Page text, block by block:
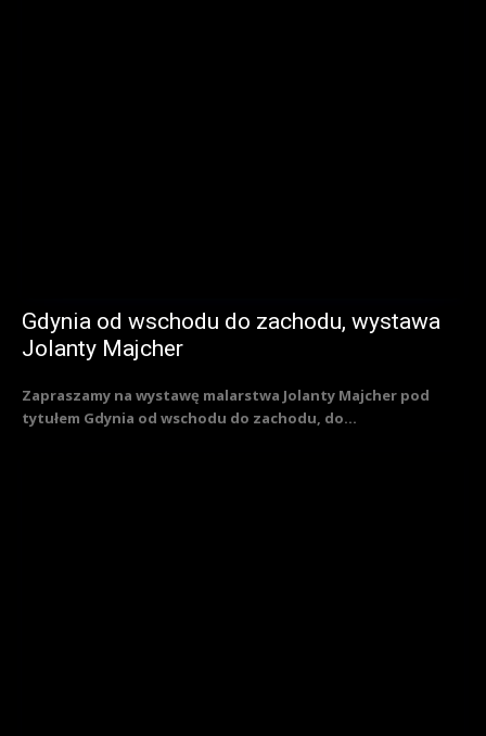
Gdynia od wschodu do zachodu, wystawa
Jolanty Majcher
Zapraszamy na wystawę malarstwa Jolanty Majcher pod
tytułem Gdynia od wschodu do zachodu, do...